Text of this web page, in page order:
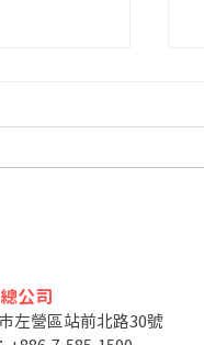
大型尺寸
公司
左營區站前北路30號